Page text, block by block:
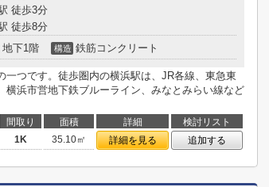
徒歩3分
徒歩8分
下1階 構造 鉄筋コンクリート
一つです。徒歩圏内の横浜駅は、JR各線、東急東
横浜市営地下鉄ブルーライン、みなとみらい線など
間取り 面積 詳細
検討リスト
1K 35.10㎡ 詳細を見る 追加する